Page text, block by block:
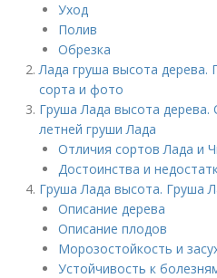
Уход
Полив
Обрезка
Лада груша высота дерева.
сорта и фото
Груша Лада высота дерева.
летней груши Лада
Отличия сортов Лада и
Достоинства и
Груша Лада высота. Груша
Описание дерева
Описание плодов
Морозостойкость и
Устойчивость к